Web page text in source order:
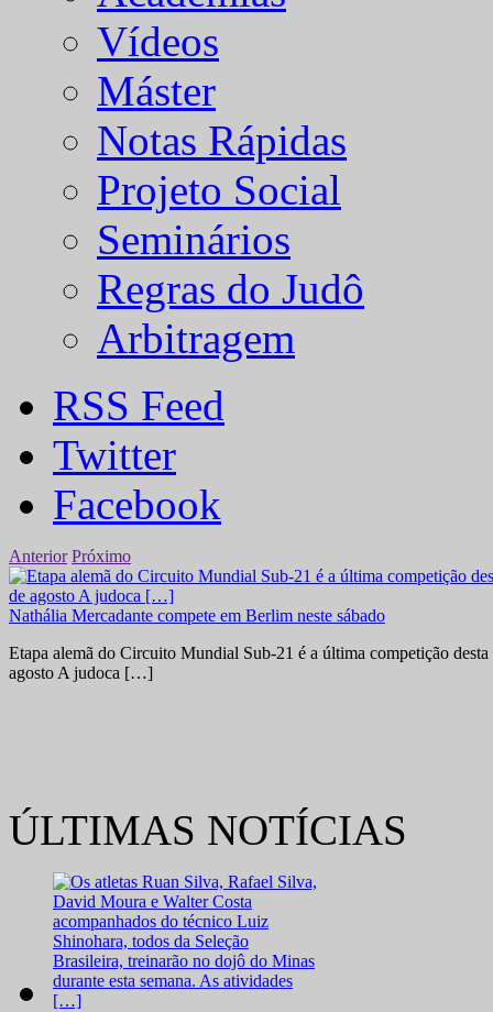
Vídeos
Máster
Notas Rápidas
Projeto Social
Seminários
Regras do Judô
Arbitragem
RSS Feed
Twitter
Facebook
Anterior Próximo
Nathália Mercadante compete em Berlim neste sábado
Etapa alemã do Circuito Mundial Sub-21 é a última competição
agosto A judoca […]
ÚLTIMAS NOTÍCIAS